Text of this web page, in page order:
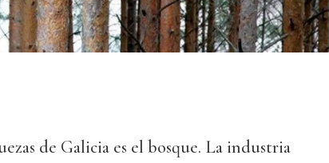
de Galicia es el bosque. La industria